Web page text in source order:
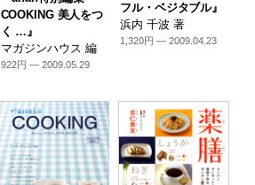
COOKING 美人をつ
く …』
マガジンハウス 編
922円 — 2009.05.29
フル・ベジタブル』
浜内 千波 著
1,320円 — 2009.04.23